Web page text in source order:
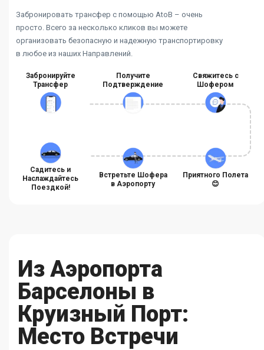
Забронировать трансфер с помощью AtoB – очень
просто. Всего за несколько кликов вы можете
организовать безопасную и надежную транспортировку
в любое из наших Направлений.
Забронируйте
Трансфер
Получите
Подтверждение
Свяжитесь с
Шофером
Садитесь и
Наслаждайтесь
Поездкой!
Встретьте Шофера
в Аэропорту
Приятного Полета
😊
Из Аэропорта
Барселоны в
Круизный Порт:
Место Встречи